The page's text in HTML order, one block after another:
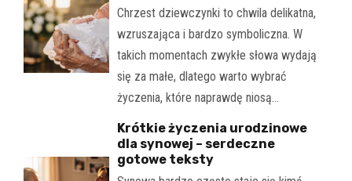
Chrzest dziewczynki to chwila delikatna,
wzruszająca i bardzo symboliczna. W
takich momentach zwykłe słowa wydają
się za małe, dlatego warto wybrać
życzenia, które naprawdę niosą…
Krótkie życzenia urodzinowe
dla synowej – serdeczne
gotowe teksty